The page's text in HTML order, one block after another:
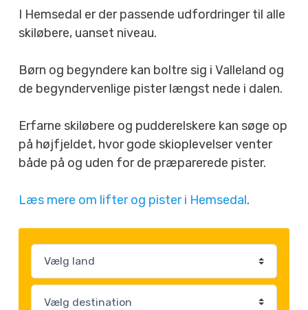
I Hemsedal er der passende udfordringer til alle
skiløbere, uanset niveau.
Børn og begyndere kan boltre sig i Valleland og
de begyndervenlige pister længst nede i dalen.
Erfarne skiløbere og pudderelskere kan søge op
på højfjeldet, hvor gode skioplevelser venter
både på og uden for de præparerede pister.
Læs mere om lifter og pister i Hemsedal.